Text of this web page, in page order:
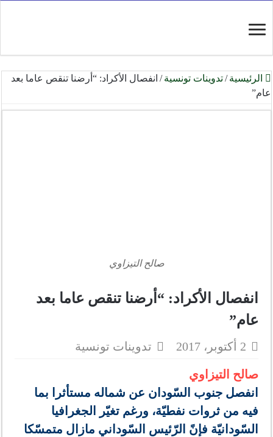
الرئيسية /تدوينات تونسية / انفصال الأكراد: “أرضنا تنقص عاما بعد
عام”
صالح التيزاوي
انفصال الأكراد: “أرضنا تنقص عاما بعد
عام”
2 أكتوبر، 2017 تدوينات تونسية
صالح التيزاوي
انفصل جنوب السّودان عن شماله مستأثرا بما
فيه من ثروات نفطيّة، ورغم تغيّر الجغرافيا
السّودانيّة فإنً الرّئيس السّوداني مازال متمسّكا